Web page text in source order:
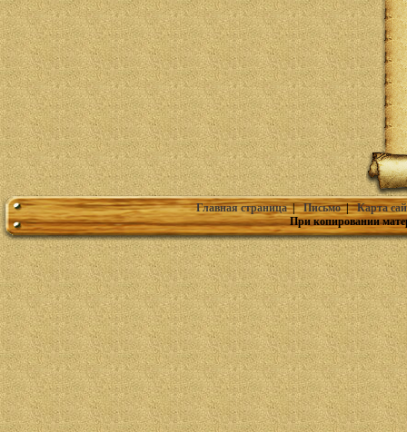
Главная страница|Письмо|Карта
При копировании